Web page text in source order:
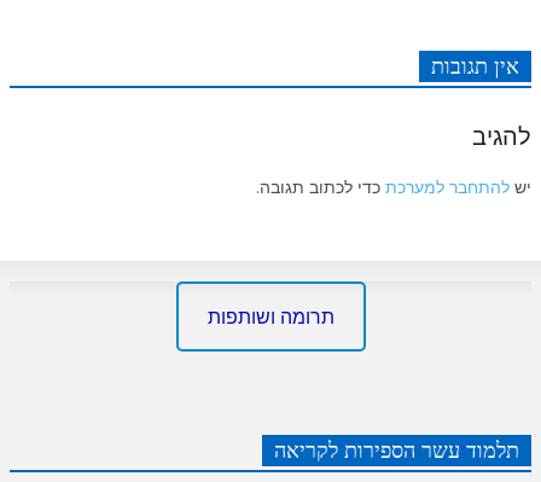
אין תגובות
להגיב
יש להתחבר למערכת כדי לכתוב תגובה.
תרומה ושותפות
תלמוד עשר הספירות לקריאה